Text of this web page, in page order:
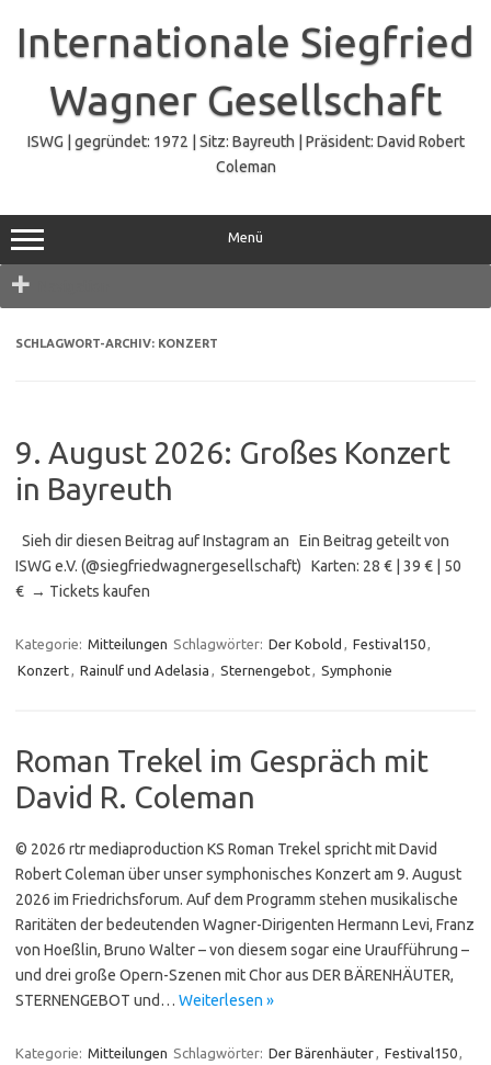
springen
Internationale Siegfried
Wagner Gesellschaft
ISWG | gegründet: 1972 | Sitz: Bayreuth | Präsident: David Robert
Coleman
Menü
SCHLAGWORT-ARCHIV: KONZERT
9. August 2026: Großes Konzert
in Bayreuth
Sieh dir diesen Beitrag auf Instagram an Ein Beitrag geteilt von
ISWG e.V. (@siegfriedwagnergesellschaft) Karten: 28 € | 39 € | 50
€ → Tickets kaufen
Kategorie: Mitteilungen Schlagwörter: Der Kobold , Festival150,
Konzert, Rainulf und Adelasia , Sternengebot, Symphonie
Roman Trekel im Gespräch mit
David R. Coleman
© 2026 rtr mediaproduction KS Roman Trekel spricht mit David
Robert Coleman über unser symphonisches Konzert am 9. August
2026 im Friedrichsforum. Auf dem Programm stehen musikalische
Raritäten der bedeutenden Wagner-Dirigenten Hermann Levi, Franz
von Hoeßlin, Bruno Walter – von diesem sogar eine Uraufführung –
und drei große Opern-Szenen mit Chor aus DER BÄRENHÄUTER,
STER­NEN­GEBOT und… Weiterlesen »
Kategorie: Mitteilungen Schlagwörter: Der Bärenhäuter, Festival150,